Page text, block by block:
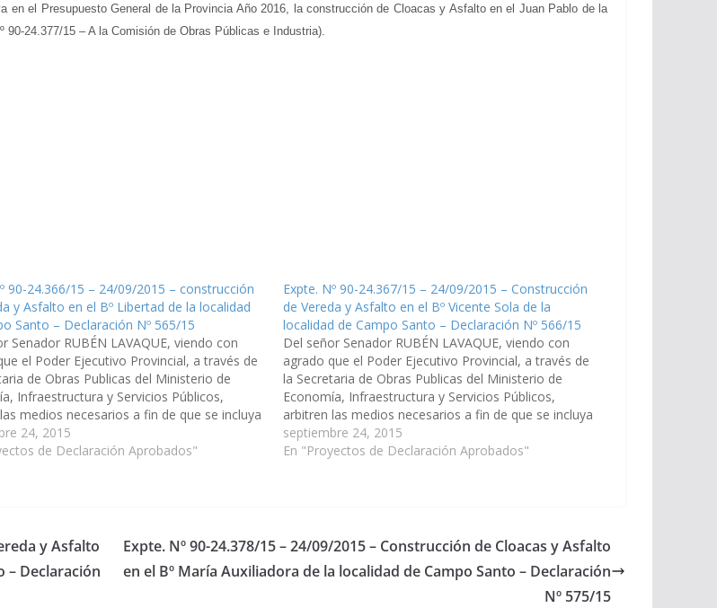
el Presupuesto General de la Provincia Año 2016, la construcción de Cloacas y Asfalto en el Juan Pablo de la
24.377/15 – A la Comisión de Obras Públicas e Industria).
90-24.366/15 – 24/09/2015 – construcción
y Asfalto en el Bº Libertad de la localidad
Santo – Declaración Nº 565/15
Senador RUBÉN LAVAQUE, viendo con
el Poder Ejecutivo Provincial, a través de
de Obras Publicas del Ministerio de
Infraestructura y Servicios Públicos,
medios necesarios a fin de que se incluya
General de la Provincia Año 2016,
24, 2015
de Declaración Aprobados"
Expte. Nº 90-24.367/15 – 24/09/2015 – Construcción
de Vereda y Asfalto en el Bº Vicente Sola de la
localidad de Campo Santo – Declaración Nº 566/15
Del señor Senador RUBÉN LAVAQUE, viendo con
agrado que el Poder Ejecutivo Provincial, a través de
la Secretaria de Obras Publicas del Ministerio de
Economía, Infraestructura y Servicios Públicos,
arbitren las medios necesarios a fin de que se incluya
en el Presupuesto General de la Provincia Año 2016,
la construcción…
septiembre 24, 2015
En "Proyectos de Declaración Aprobados"
y Asfalto
– Declaración
Expte. Nº 90-24.378/15 – 24/09/2015 – Construcción de Cloacas y Asfalto
en el Bº María Auxiliadora de la localidad de Campo Santo – Declaración
Nº 575/15